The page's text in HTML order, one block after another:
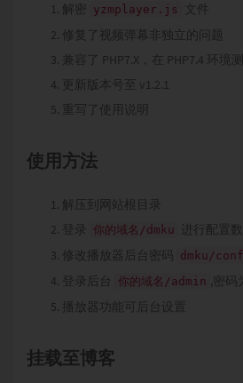
解密 yzmplayer.js
文件
修复了视频弹幕非独立的问题
兼容了 PHP7.X，在 PHP7.4 环境
更新版本号至 v1.2.1
重写了使用说明
使用方法
解压到网站根目录
登录 你的域名/dmku
进行配置
修改播放器后台密码 dmku/
登录后台 你的域名/admin ,密
播放器功能可后台设置
挂载至博客